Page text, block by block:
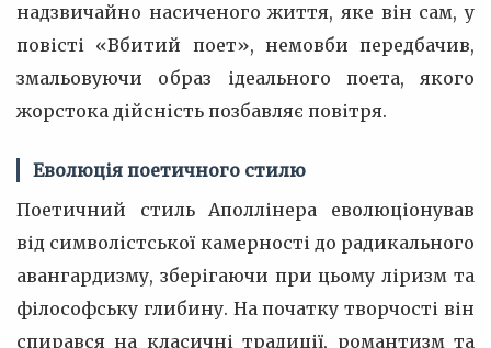
надзвичайно насиченого життя, яке він сам, у
повісті «Вбитий поет», немовби передбачив,
змальовуючи образ ідеального поета, якого
жорстока дійсність позбавляє повітря.
Еволюція поетичного стилю
Поетичний стиль Аполлінера еволюціонував
від символістської камерності до радикального
авангардизму, зберігаючи при цьому ліризм та
філософську глибину. На початку творчості він
спирався на класичні традиції, романтизм та